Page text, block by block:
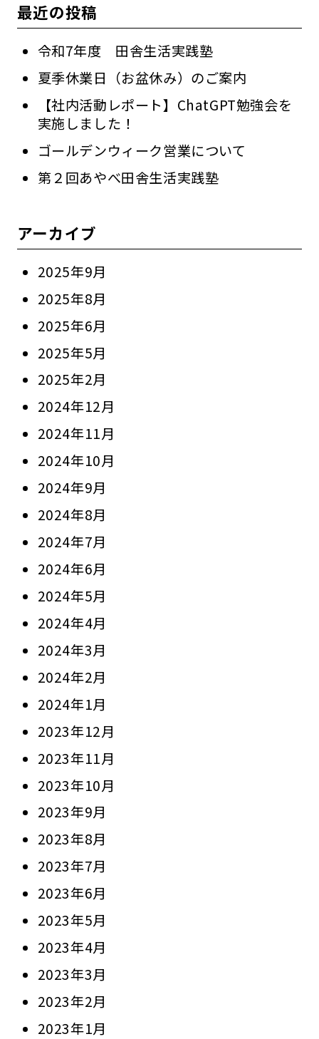
最近の投稿
令和7年度 田舎生活実践塾
夏季休業日（お盆休み）のご案内
【社内活動レポート】ChatGPT勉強会を
実施しました！
ゴールデンウィーク営業について
第２回あやべ田舎生活実践塾
アーカイブ
2025年9月
2025年8月
2025年6月
2025年5月
2025年2月
2024年12月
2024年11月
2024年10月
2024年9月
2024年8月
2024年7月
2024年6月
2024年5月
2024年4月
2024年3月
2024年2月
2024年1月
2023年12月
2023年11月
2023年10月
2023年9月
2023年8月
2023年7月
2023年6月
2023年5月
2023年4月
2023年3月
2023年2月
2023年1月